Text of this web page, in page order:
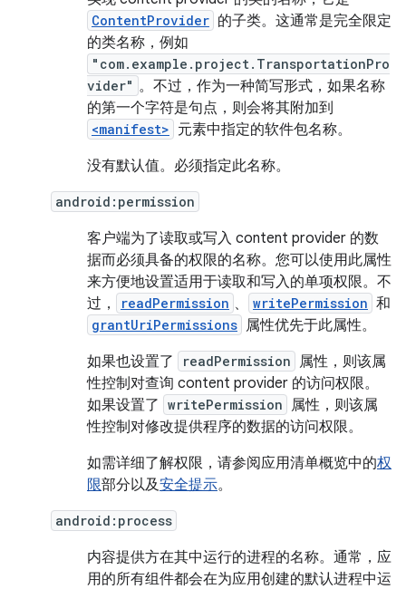
ContentProvider 的子类。这通常是完全限定
的类名称，例如
"com.example.project.TransportationPro
vider" 。不过，作为一种简写形式，如果名称
的第一个字符是句点，则会将其附加到
<manifest> 元素中指定的软件包名称。
没有默认值。必须指定此名称。
android:permission
客户端为了读取或写入 content provider 的数
据而必须具备的权限的名称。您可以使用此属性
来方便地设置适用于读取和写入的单项权限。不
过，
readPermission 、 writePermission 和
grantUriPermissions 属性优先于此属性。
如果也设置了
readPermission 属性，则该属
性控制对查询 content provider 的访问权限。
如果设置了 writePermission 属性，则该属
性控制对修改提供程序的数据的访问权限。
如需详细了解权限，请参阅应用清单概览中的权
限部分以及安全提示。
android:process
内容提供方在其中运行的进程的名称。通常，应
用的所有组件都会在为应用创建的默认进程中运